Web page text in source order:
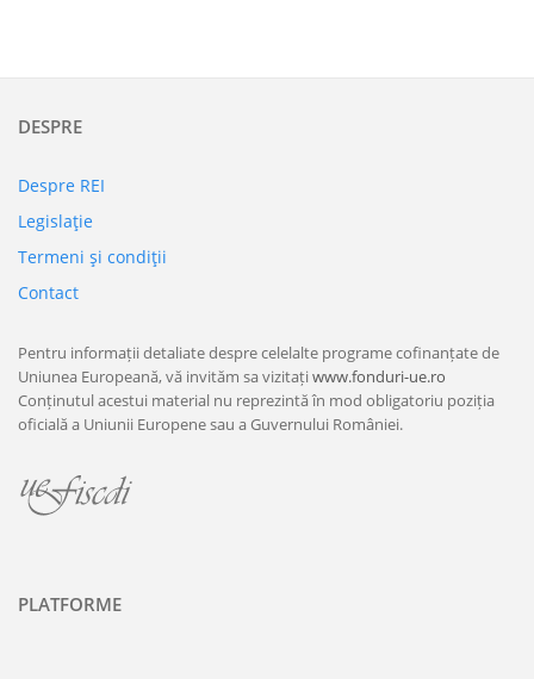
DESPRE
Despre REI
Legislaţie
Termeni şi condiţii
Contact
Pentru informații detaliate despre celelalte programe cofinanțate de
Uniunea Europeană, vă invităm sa vizitațiwww.fonduri-ue.ro
Conținutul acestui material nu reprezintă în mod obligatoriu poziția
oficială a Uniunii Europene sau a Guvernului României.
PLATFORME